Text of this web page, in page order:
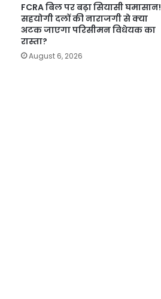
FCRA बिल पर बढ़ा सियासी घमासान!
सहयोगी दलों की नाराजगी से क्या
अटक जाएगा परिसीमन विधेयक का
रास्ता?
August 6, 2026